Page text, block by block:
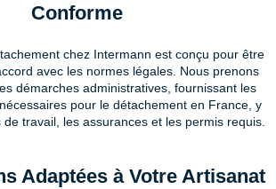
Conforme
chez Intermann est conçu pour être
avec les normes légales. Nous prenons
démarches administratives, fournissant les
pour le détachement en France, y
travail, les assurances et les permis requis.
Adaptées à Votre Artisanat